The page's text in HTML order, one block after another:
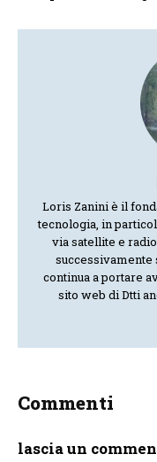
Loris Zanini è il
tecnologia, in
via satellite e
successivamente
continua a portare
sito web di Dtti
Commenti
lascia un